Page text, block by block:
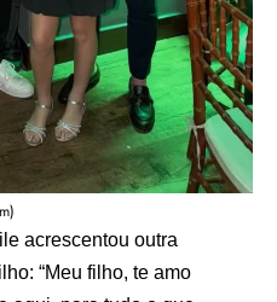
acrescentou outra
“Meu filho, te amo